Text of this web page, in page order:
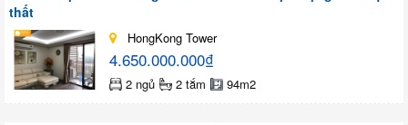
thất
HongKong Tower
4.650.000.000₫
2 ngủ 2 tắm 94m2